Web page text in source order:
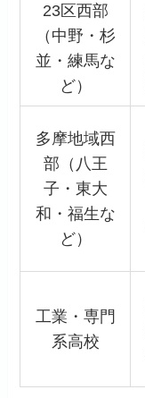
23区西部
（中野・杉
並・練馬な
ど）
多摩地域西
部（八王
子・東大
和・福生な
ど）
工業・専門
系高校